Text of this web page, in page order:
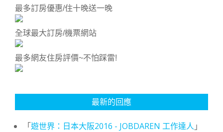
最多訂房優惠/住十晚送一晚
全球最大訂房/機票網站
最多網友住房評價~不怕踩雷!
最新的回應
「遊世界：日本大阪2016 - JOBDAREN 工作達人 」